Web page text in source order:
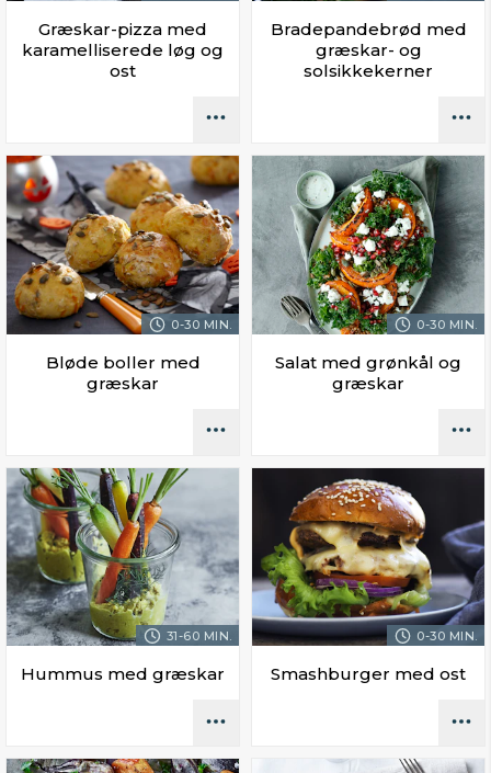
Græskar-pizza med
karamelliserede løg og
ost
Bradepandebrød med
græskar- og
solsikkekerner
0-30 MIN.
Bløde boller med
græskar
0-30 MIN.
Salat med grønkål og
græskar
31-60 MIN.
Hummus med græskar
0-30 MIN.
Smashburger med ost